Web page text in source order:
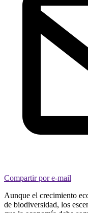
Compartir por e-mail
Aunque el crecimiento
de biodiversidad, los